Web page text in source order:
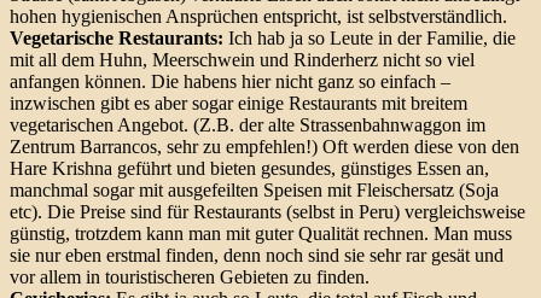
hohen hygienischen Ansprüchen entspricht, ist selbstverständlich.
Vegetarische Restaurants: Ich hab ja so Leute in der Familie, die
mit all dem Huhn, Meerschwein und Rinderherz nicht so viel
anfangen können. Die habens hier nicht ganz so einfach –
inzwischen gibt es aber sogar einige Restaurants mit breitem
vegetarischen Angebot. (Z.B. der alte Strassenbahnwaggon im
Zentrum Barrancos, sehr zu empfehlen!) Oft werden diese von den
Hare Krishna geführt und bieten gesundes, günstiges Essen an,
manchmal sogar mit ausgefeilten Speisen mit Fleischersatz (Soja
etc). Die Preise sind für Restaurants (selbst in Peru) vergleichsweise
günstig, trotzdem kann man mit guter Qualität rechnen. Man muss
sie nur eben erstmal finden, denn noch sind sie sehr rar gesät und
vor allem in touristischeren Gebieten zu finden.